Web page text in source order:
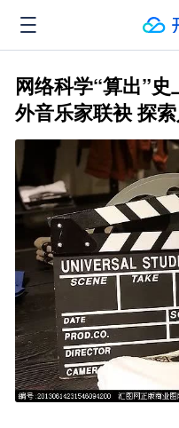
网络科学“算出”
外音乐家联袂 探